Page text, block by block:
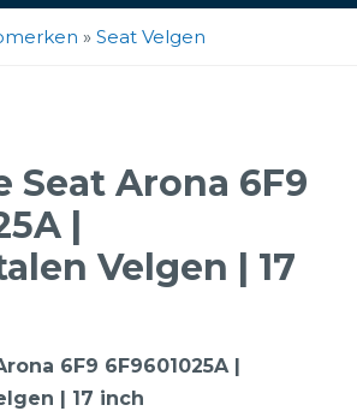
» Seat Velgen
Seat Arona 6F9
|
Velgen | 17
6F9 6F9601025A |
| 17 inch